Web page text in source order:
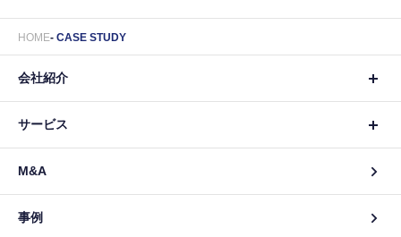
HOME CASE STUDY
会社紹介
サービス
M&A
事例